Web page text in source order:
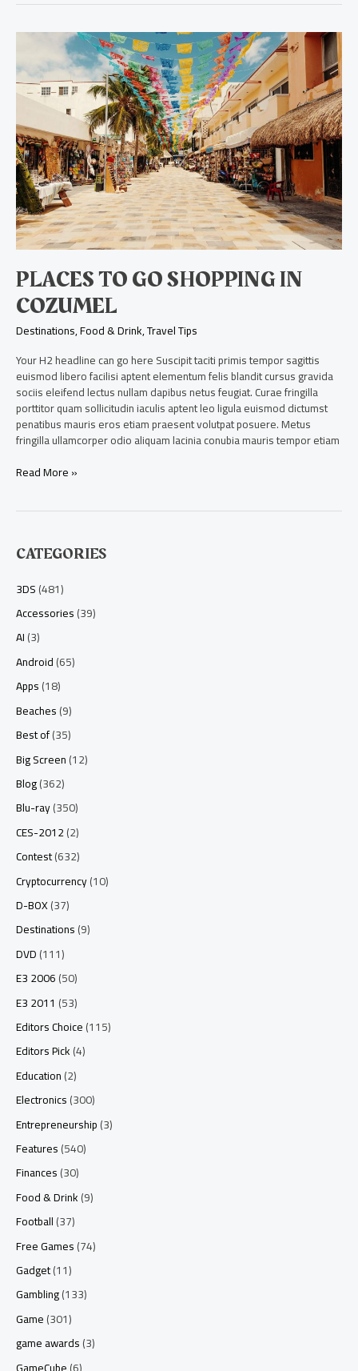
PLACES TO GO SHOPPING IN
COZUMEL
Destinations,Food & Drink,Travel Tips
Your H2 headline can go here Suscipit taciti primis tempor sagittis
euismod libero facilisi aptent elementum felis blandit cursus gravida
sociis eleifend lectus nullam dapibus netus feugiat. Curae fringilla
porttitor quam sollicitudin iaculis aptent leo ligula euismod dictumst
penatibus mauris eros etiam praesent volutpat posuere. Metus
fringilla ullamcorper odio aliquam lacinia conubia mauris tempor etiam
go
shopping
Cozumel
Read More »
CATEGORIES
3DS(481)
Accessories(39)
AI(3)
Android(65)
Apps(18)
Beaches(9)
Best of(35)
Big Screen(12)
Blog(362)
Blu-ray(350)
CES-2012(2)
Contest(632)
Cryptocurrency(10)
D-BOX(37)
Destinations(9)
DVD(111)
E3 2006(50)
E3 2011 (53)
Editors Choice(115)
Editors Pick(4)
Education(2)
Electronics(300)
Entrepreneurship(3)
Features(540)
Finances(30)
Food & Drink(9)
Football(37)
Free Games(74)
Gadget(11)
Gambling(133)
Game(301)
game awards(3)